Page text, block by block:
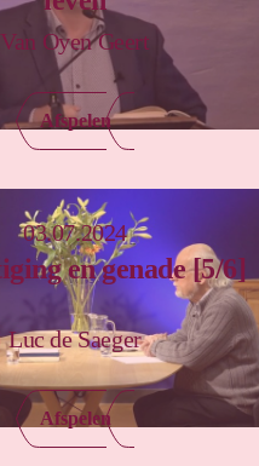
Van Oyen Geert
Afspelen
03.07.2024
Gerechtiging en genade [5/6]
Luc de Saeger
Afspelen